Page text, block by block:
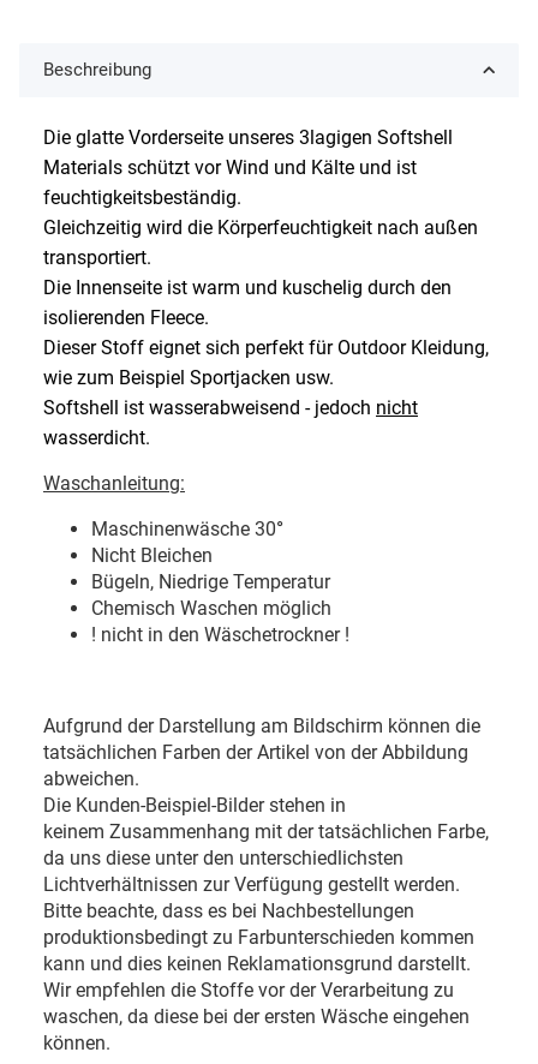
Beschreibung
Die glatte Vorderseite unseres 3lagigen Softshell
Materials schützt vor Wind und Kälte und ist
feuchtigkeitsbeständig.
Gleichzeitig wird die Körperfeuchtigkeit nach außen
transportiert.
Die Innenseite ist warm und kuschelig durch den
isolierenden Fleece.
Dieser Stoff eignet sich perfekt für Outdoor Kleidung,
wie zum Beispiel Sportjacken usw.
Softshell ist wasserabweisend - jedoch nicht
wasserdicht.
Waschanleitung:
Maschinenwäsche 30°
Nicht Bleichen
Bügeln, Niedrige Temperatur
Chemisch Waschen möglich
! nicht in den Wäschetrockner !
Aufgrund der Darstellung am Bildschirm können die
tatsächlichen Farben der Artikel von der Abbildung
abweichen.
Die Kunden-Beispiel-Bilder stehen in
keinem Zusammenhang mit der tatsächlichen Farbe,
da uns diese unter den unterschiedlichsten
Lichtverhältnissen zur Verfügung gestellt werden.
Bitte beachte, dass es bei Nachbestellungen
produktionsbedingt zu Farbunterschieden kommen
kann und dies keinen Reklamationsgrund darstellt.
Wir empfehlen die Stoffe vor der Verarbeitung zu
waschen, da diese bei der ersten Wäsche eingehen
können.